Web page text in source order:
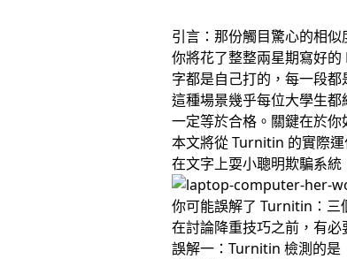
引言：那份觸目驚心的相似
你將花了整整兩星期寫好
字都是自己打的，每一段
這種場景幾乎每位大學生
一定等於合格。關鍵在於
本文將從 Turnitin 的實際
在文字上耍小聰明欺騙系
你可能誤解了 Turnitin：三
在討論降重技巧之前，有
誤解一：Turnitin 檢測的是